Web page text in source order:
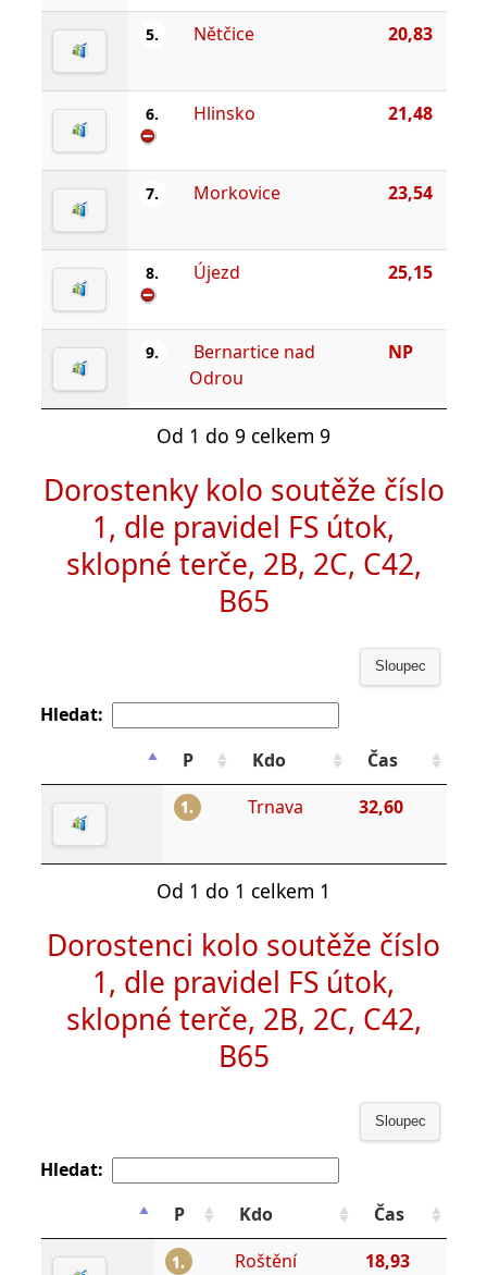
5. Nětčice 20,83
6. Hlinsko 21,48
7. Morkovice 23,54
8. Újezd 25,15
9.
Bernartice nad
Odrou
NP
Od 1 do 9 celkem 9
Dorostenky kolo soutěže číslo
1, dle pravidel FS útok,
sklopné terče, 2B, 2C, C42,
B65
Sloupec
Hledat:
P
Kdo Čas
1. Trnava 32,60
Od 1 do 1 celkem 1
Dorostenci kolo soutěže číslo
1, dle pravidel FS útok,
sklopné terče, 2B, 2C, C42,
B65
Sloupec
Hledat:
P
Kdo Čas
1. Roštění 18,93